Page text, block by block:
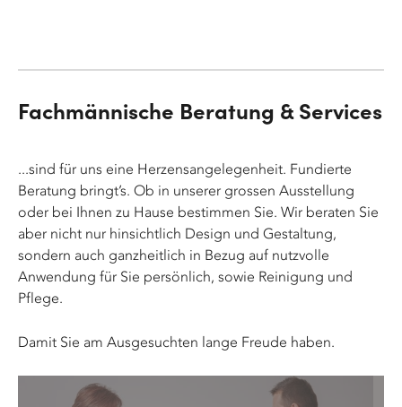
Fachmännische Beratung & Services
...sind für uns eine Herzensangelegenheit. Fundierte
Beratung bringt’s. Ob in unserer grossen Ausstellung
oder bei Ihnen zu Hause bestimmen Sie. Wir beraten Sie
aber nicht nur hinsichtlich Design und Gestaltung,
sondern auch ganzheitlich in Bezug auf nutzvolle
Anwendung für Sie persönlich, sowie Reinigung und
Pflege.
Damit Sie am Ausgesuchten lange Freude haben.